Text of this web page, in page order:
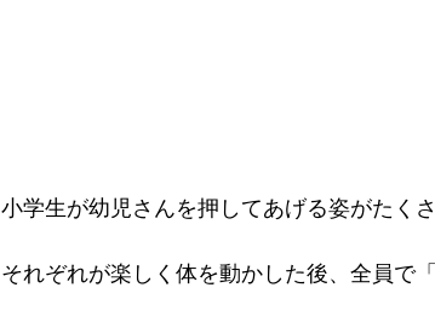
小学生が幼児さんを押してあげる姿がたく
それぞれが楽しく体を動かした後、全員で